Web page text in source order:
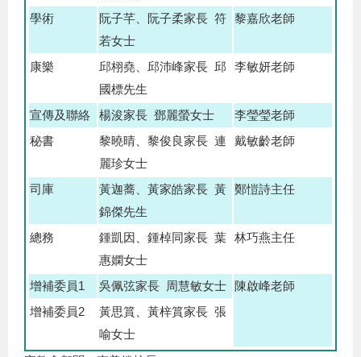
學術
阮子芊、阮子柔家長 符
若女士
黎嘉欣老師
康樂
邱栩堯、邱沛峰家長 邱
國標先生
李敏妍老師
宣傳及聯絡 楊浚家長 鄧麗螢女士
李瑩瑩老師
秘書
黎曉晴、黎俊良家長 連
麗珍女士
戴敏齡老師
司庫
黃迦蕎、黃家皓家長 黃
錦傑先生
鄭愷詩主任
總務
鍾凱因、鍾棹同家長 葉
惠嫻女士
林巧燕主任
增補委員1 吳佩弦家長 周慧敏女士
陳啟峰老師
增補委員2
黃思篔、黃梓篔家長 張
喻女士